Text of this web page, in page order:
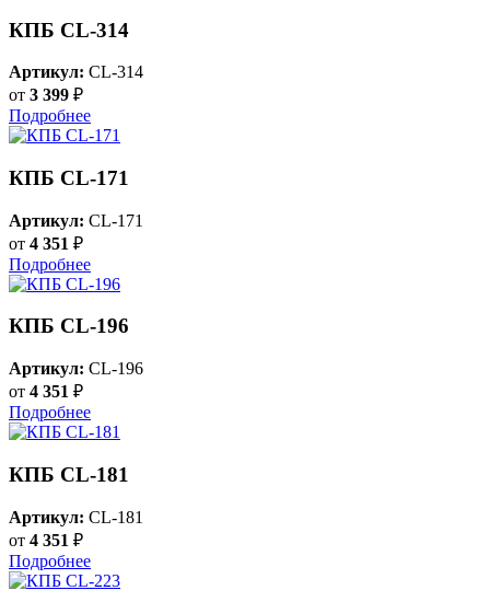
КПБ CL-314
Артикул: CL-314
от 3 399 ₽
Подробнее
КПБ CL-171
Артикул: CL-171
от 4 351 ₽
Подробнее
КПБ CL-196
Артикул: CL-196
от 4 351 ₽
Подробнее
КПБ CL-181
Артикул: CL-181
от 4 351 ₽
Подробнее